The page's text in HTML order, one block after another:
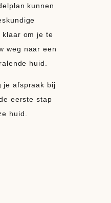
kunnen
klaar om je te
weg naar een
huid.
je afspraak bij
eerste stap
huid.